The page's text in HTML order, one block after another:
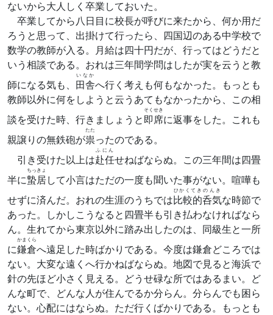
ないから大人しく卒業しておいた。
卒業してから八日目に校長が呼びに来たから、何か用だ
ろうと思って、出掛けて行ったら、四国辺のある中学校で
数学の教師が入る。月給は四十円だが、行ってはどうだと
いう相談である。おれは三年間学問はしたが実を云うと教
師になる気も、 田舎
いなか
へ行く考えも何もなかった。もっとも
教師以外に何をしようと云うあてもなかったから、この相
談を受けた時、行きましょうと即席
そくせき
に返事をした。これも
親譲りの無鉄砲が祟
たた
ったのである。
引き受けた以上は赴任
ふにん
せねばならぬ。この三年間は四畳
半に蟄居
ちっきょ
して小言はただの一度も聞いた事がない。喧嘩も
せずに済んだ。おれの生涯のうちでは比較的
ひかくてき
呑気
のんき
な時節で
あった。しかしこうなると四畳半も引き払わなければなら
ん。生れてから東京以外に踏み出したのは、同級生と一所
に鎌倉
かまくら
へ遠足した時ばかりである。今度は鎌倉どころでは
ない。大変な遠くへ行かねばならぬ。地図で見ると海浜で
針の先ほど小さく見える。どうせ碌な所ではあるまい。ど
んな町で、どんな人が住んでるか分らん。分らんでも困ら
ない。心配にはならぬ。ただ行くばかりである。もっとも